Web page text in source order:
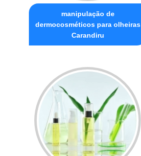
manipulação de
dermocosméticos para olheiras
Carandiru